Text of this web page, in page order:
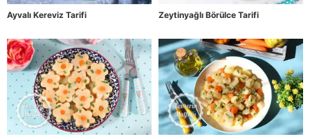
Ayvalı Kereviz Tarifi Zeytinyağlı Börülce Tarifi